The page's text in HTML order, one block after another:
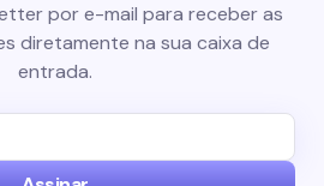
por e-mail para receber as
diretamente na sua caixa de
entrada.